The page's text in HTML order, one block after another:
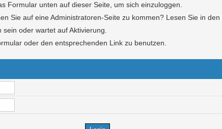
Formular unten auf dieser Seite, um sich einzuloggen.
Sie auf eine Administratoren-Seite zu kommen? Lesen Sie in
oder wartet auf Aktivierung.
oder den entsprechenden Link zu benutzen.